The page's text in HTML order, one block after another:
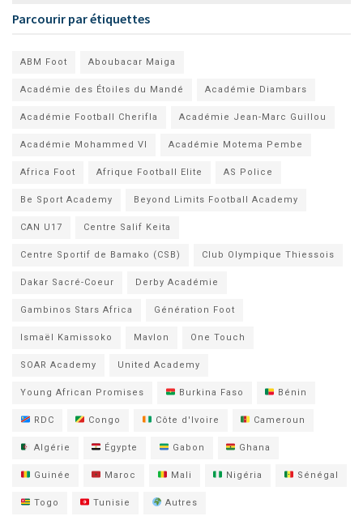
Parcourir par étiquettes
ABM Foot Aboubacar Maiga
Académie des Étoiles du Mandé Académie Diambars
Académie Football Cherifla Académie Jean-Marc Guillou
Académie Mohammed VI Académie Motema Pembe
Africa Foot Afrique Football Elite AS Police
Be Sport Academy Beyond Limits Football Academy
CAN U17 Centre Salif Keita
Centre Sportif de Bamako (CSB) Club Olympique Thiessois
Dakar Sacré-Coeur Derby Académie
Gambinos Stars Africa Génération Foot
Ismaël Kamissoko Mavlon One Touch
SOAR Academy United Academy
Young African Promises Burkina Faso Bénin
RDC Congo Côte d'Ivoire Cameroun
Algérie Égypte Gabon Ghana
Guinée Maroc Mali Nigéria Sénégal
Togo Tunisie Autres